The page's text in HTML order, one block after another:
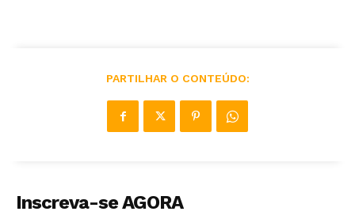
PARTILHAR O CONTEÚDO:
Inscreva-se AGORA